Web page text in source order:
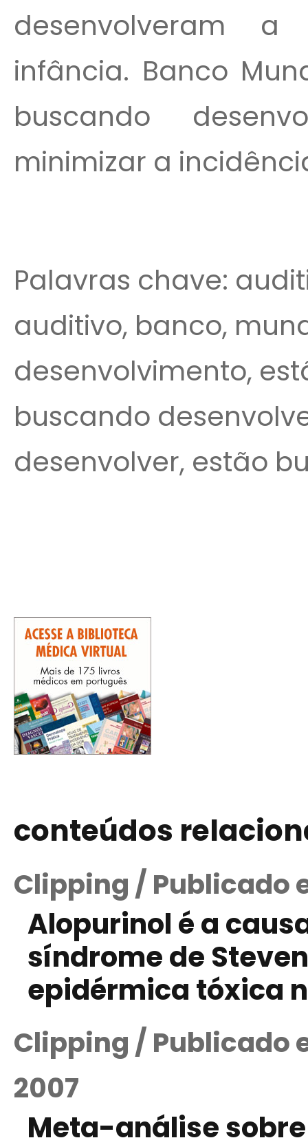
desenvolveram
infância. Banco
buscando
minimizar a
Palavras chave:
auditivo, banco,
desenvolvimento,
buscando
desenvolver, estão
conteúdos
Clipping / Publicado
Alopurinol é a
síndrome de
epidérmica tóxica
Clipping / Publicado
2007
Meta-análise